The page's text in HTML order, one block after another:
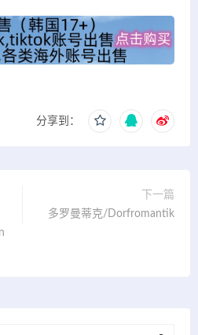
分享到：
下一篇
多罗曼蒂克/Dorfromantik